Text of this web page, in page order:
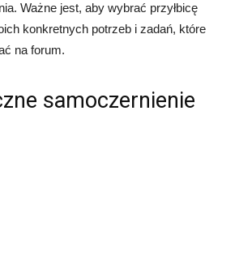
Ważne jest, aby wybrać przyłbicę
konkretnych potrzeb i zadań, które
na forum.
samoczernienie